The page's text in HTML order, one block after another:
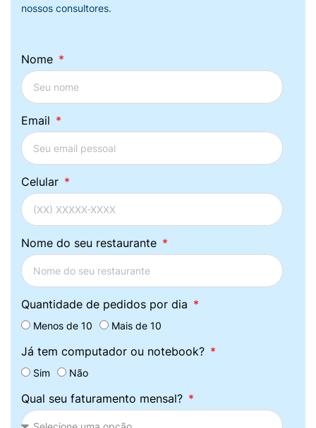
nossos consultores.
Nome
Email
Celular
Nome do seu restaurante
Quantidade de pedidos por dia
Menos de 10 Mais de 10
Já tem computador ou notebook?
Sim Não
Qual seu faturamento mensal?